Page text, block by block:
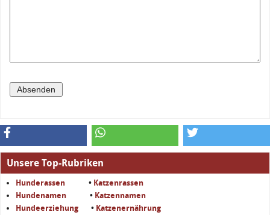
Unsere Top-Rubriken
Hunderassen • Katzenrassen
Hundenamen
• Katzennamen
Hundeerziehung • Katzenernährung